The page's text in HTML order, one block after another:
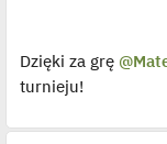
Dzięki za grę
turnieju!